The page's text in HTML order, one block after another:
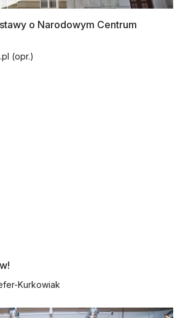
o Narodowym Centrum
(opr.)
Kurkowiak